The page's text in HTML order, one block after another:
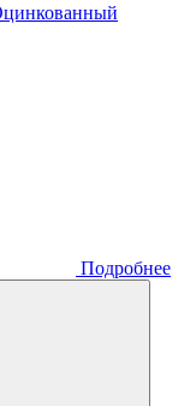
Подробнее